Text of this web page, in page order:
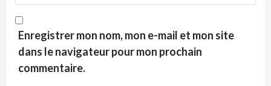
Enregistrer mon nom, mon e-mail et mon site
dans le navigateur pour mon prochain
commentaire.